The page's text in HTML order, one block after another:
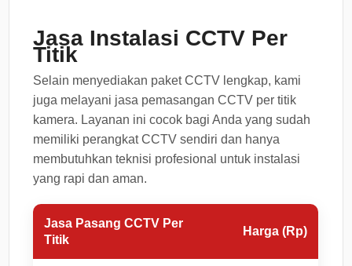
Jasa Instalasi CCTV Per
Titik
Selain menyediakan paket CCTV lengkap, kami
juga melayani jasa pemasangan CCTV per titik
kamera. Layanan ini cocok bagi Anda yang sudah
memiliki perangkat CCTV sendiri dan hanya
membutuhkan teknisi profesional untuk instalasi
yang rapi dan aman.
Jasa Pasang CCTV Per
Titik
Harga (Rp)